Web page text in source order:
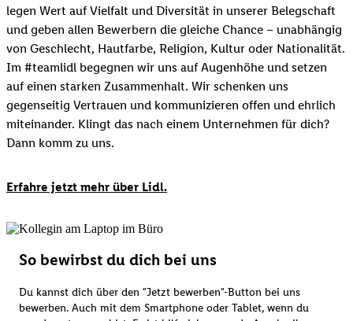
legen Wert auf Vielfalt und Diversität in unserer Belegschaft
und geben allen Bewerbern die gleiche Chance – unabhängig
von Geschlecht, Hautfarbe, Religion, Kultur oder Nationalität.
Im #teamlidl begegnen wir uns auf Augenhöhe und setzen
auf einen starken Zusammenhalt. Wir schenken uns
gegenseitig Vertrauen und kommunizieren offen und ehrlich
miteinander. Klingt das nach einem Unternehmen für dich?
Dann komm zu uns.​
Erfahre jetzt mehr über Lidl.
So bewirbst du dich bei uns
Du kannst dich über den "Jetzt bewerben"-Button bei uns
bewerben. Auch mit dem Smartphone oder Tablet, wenn du